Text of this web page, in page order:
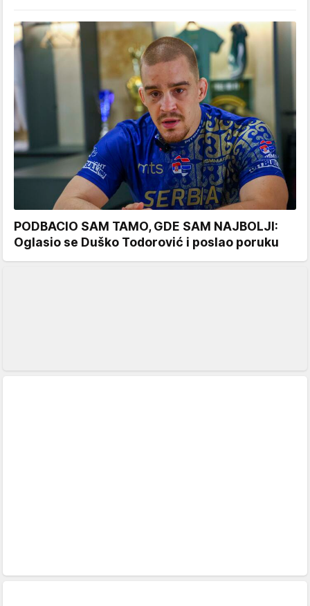
PODBACIO SAM TAMO, GDE SAM NAJBOLJI:
Oglasio se Duško Todorović i poslao poruku